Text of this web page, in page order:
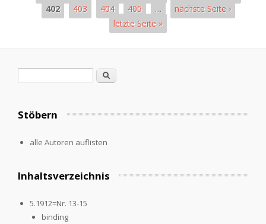
402
403 404 405 …
nächste Seite ›
letzte Seite »
Suche
Stöbern
alle Autoren auflisten
Inhaltsverzeichnis
5.1912=Nr. 13-15
binding